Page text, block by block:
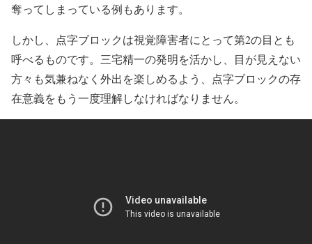
奪ってしまっている例もあります。
しかし、点字ブロックは視覚障害者にとって第2の目とも
呼べるものです。三宅精一の発明を活かし、目が見えない
方々も気兼ねなく外出を楽しめるよう、点字ブロックの存
在意義をもう一度理解しなければなりません。